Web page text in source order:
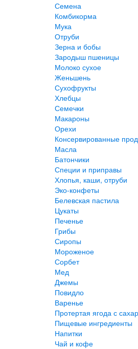
Семена
Комбикорма
Мука
Отруби
Зерна и бобы
Зародыш пшеницы
Молоко сухое
Женьшень
Сухофрукты
Хлебцы
Семечки
Макароны
Орехи
Консервированные
Масла
Батончики
Специи и приправы
Хлопья, каши, отруби
Эко-конфеты
Белевская пастила
Цукаты
Печенье
Грибы
Сиропы
Мороженое
Сорбет
Мед
Джемы
Повидло
Варенье
Протертая ягода с
Пищевые ингредиенты
Напитки
Чай и кофе